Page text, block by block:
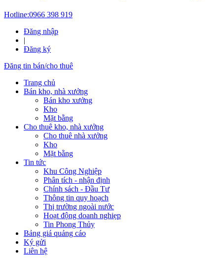
Hotline:0966 398 919
Đăng nhập
|
Đăng ký
Đăng tin bán/cho thuê
Trang chủ
Bán kho, nhà xưởng
Bán kho xưởng
Kho
Mặt bằng
Cho thuê kho, nhà xưởng
Cho thuê nhà xưởng
Kho
Mặt bằng
Tin tức
Khu Công Nghiệp
Phân tích - nhận định
Chính sách - Đầu Tư
Thông tin quy hoạch
Thị trường ngoài nước
Hoạt động doanh nghiẹp
Tin Phong Thủy
Bảng giá quảng cáo
Ký gửi
Liên hệ